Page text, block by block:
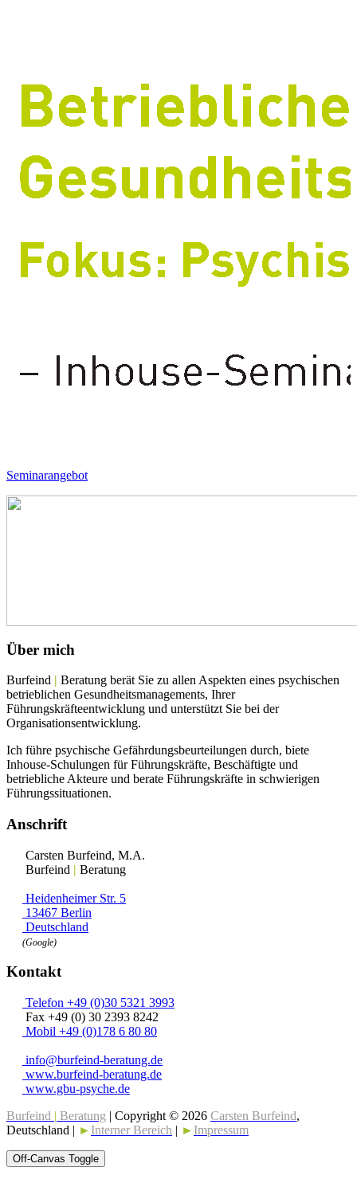
Seminarangebot
Über mich
Burfeind | Beratung berät Sie zu allen Aspekten eines psychischen
betrieblichen Gesundheitsmanagements, Ihrer
Führungskräfteentwicklung und unterstützt Sie bei der
Organisationsentwicklung.
Ich führe psychische Gefährdungsbeurteilungen durch, biete
Inhouse-Schulungen für Führungskräfte, Beschäftigte und
betriebliche Akteure und berate Führungskräfte in schwierigen
Führungssituationen.
Anschrift
Carsten Burfeind, M.A.
Burfeind | Beratung
Heidenheimer Str. 5
13467 Berlin
Deutschland
(Google)
Kontakt
Telefon +49 (0)30 5321 3993
Fax +49 (0) 30 2393 8242
Mobil +49 (0)178 6 80 80
info@burfeind-beratung.de
www.burfeind-beratung.de
www.gbu-psyche.de
Burfeind | Beratung | Copyright © 2026 Carsten Burfeind,
Deutschland | ► Interner Bereich | ► Impressum
Off-Canvas Toggle